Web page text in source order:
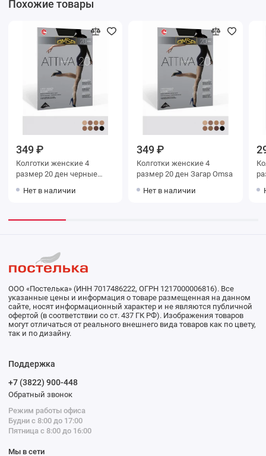
Похожие товары
349 ₽
Колготки женские 4
размер 20 ден черные
Нет в наличии
349 ₽
Колготки женские 4
размер 20 ден Загар Omsa
Нет в наличии
ООО «Постелька» (ИНН 7017486222, ОГРН 1217000006816). Все
указанные цены и информация о товаре размещенная на данном
сайте, носят информационный характер и не являются публичной
офертой (в соответствии со ст. 437 ГК РФ). Изображения товаров
могут отличаться от реального внешнего вида товаров как по цвету,
так и по дизайну.
Поддержка
+7 (3822) 900-448
Обратный звонок
Режим работы офиса
Будни с 8:00 до 17:00
Пятница с 8:00 до 16:00
Мы в сети